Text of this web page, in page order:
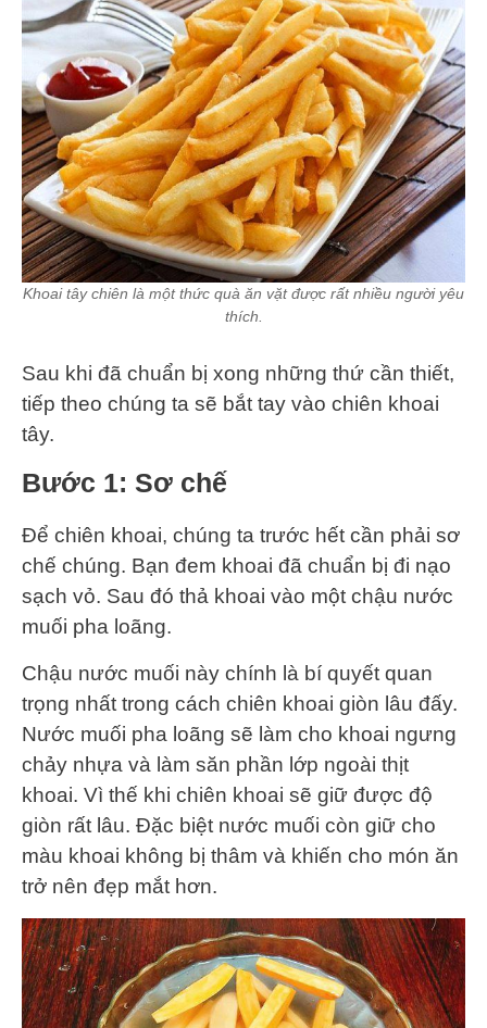
Khoai tây chiên là một thức quà ăn vặt được rất nhiều người yêu
thích.
Sau khi đã chuẩn bị xong những thứ cần thiết,
tiếp theo chúng ta sẽ bắt tay vào chiên khoai
tây.
Bước 1: Sơ chế
Để chiên khoai, chúng ta trước hết cần phải sơ
chế chúng. Bạn đem khoai đã chuẩn bị đi nạo
sạch vỏ. Sau đó thả khoai vào một chậu nước
muối pha loãng.
Chậu nước muối này chính là bí quyết quan
trọng nhất trong cách chiên khoai giòn lâu đấy.
Nước muối pha loãng sẽ làm cho khoai ngưng
chảy nhựa và làm săn phần lớp ngoài thịt
khoai. Vì thế khi chiên khoai sẽ giữ được độ
giòn rất lâu. Đặc biệt nước muối còn giữ cho
màu khoai không bị thâm và khiến cho món ăn
trở nên đẹp mắt hơn.